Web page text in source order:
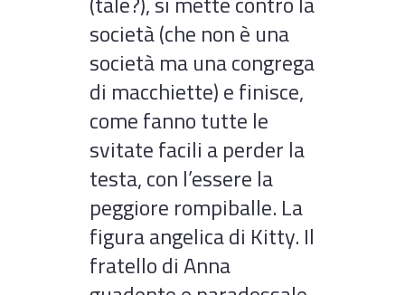
società (che non è una
società ma una congrega
di macchiette) e finisce,
come fanno tutte le
svitate facili a perder la
testa, con l’essere la
peggiore rompiballe. La
figura angelica di Kitty. Il
fratello di Anna